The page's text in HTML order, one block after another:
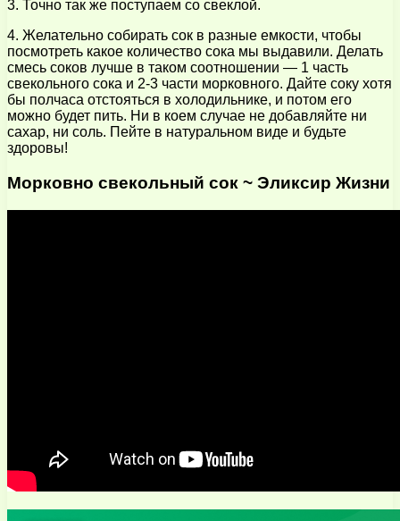
3. Точно так же поступаем со свеклой.
4. Желательно собирать сок в разные емкости, чтобы
посмотреть какое количество сока мы выдавили. Делать
смесь соков лучше в таком соотношении — 1 часть
свекольного сока и 2-3 части морковного. Дайте соку хотя
бы полчаса отстояться в холодильнике, и потом его
можно будет пить. Ни в коем случае не добавляйте ни
сахар, ни соль. Пейте в натуральном виде и будьте
здоровы!
Морковно свекольный сок ~ Эликсир Жизни